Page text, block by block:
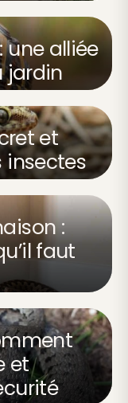
une alliée
jardin
et
insectes
:
faut
et